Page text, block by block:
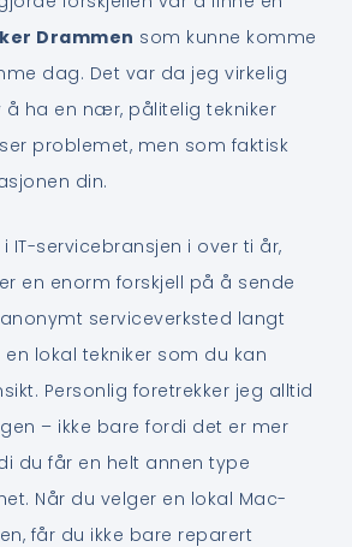
Drammen som kunne komme
dag. Det var da jeg virkelig
ha en nær, pålitelig tekniker
problemet, men som faktisk
din.
IT-servicebransjen i over ti år,
en enorm forskjell på å sende
serviceverksted langt
lokal tekniker som du kan
Personlig foretrekker jeg alltid
– ikke bare fordi det er mer
du får en helt annen type
Når du velger en lokal Mac-
får du ikke bare reparert